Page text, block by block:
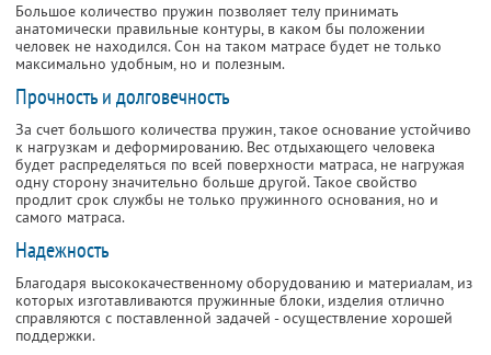
Большое количество пружин позволяет телу принимать
анатомически правильные контуры, в каком бы положении
человек не находился. Сон на таком матрасе будет не только
максимально удобным, но и полезным.
Прочность и долговечность
За счет большого количества пружин, такое основание устойчиво
к нагрузкам и деформированию. Вес отдыхающего человека
будет распределяться по всей поверхности матраса, не нагружая
одну сторону значительно больше другой. Такое свойство
продлит срок службы не только пружинного основания, но и
самого матраса.
Надежность
Благодаря высококачественному оборудованию и материалам, из
которых изготавливаются пружинные блоки, изделия отлично
справляются с поставленной задачей - осуществление хорошей
поддержки.